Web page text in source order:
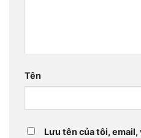
Tên
Lưu tên của tôi,